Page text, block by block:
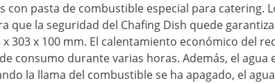
con pasta de combustible especial para
que la seguridad del Chafing Dish quede
x 303 x 100 mm. El calentamiento económico
consumo durante varias horas. Además, el
la llama del combustible se ha apagado, el